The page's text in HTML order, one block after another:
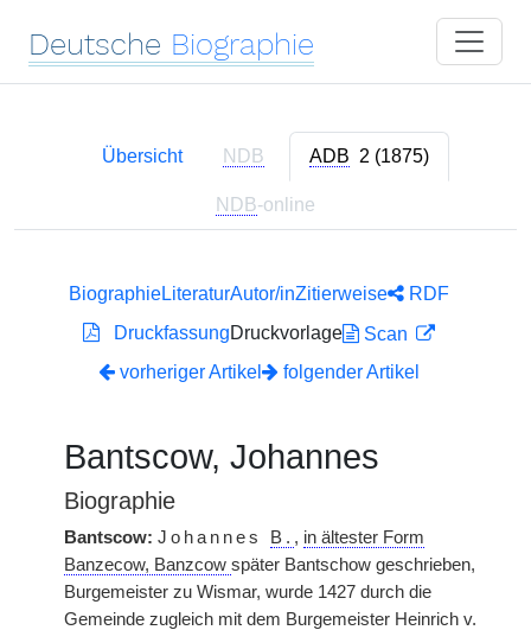
Deutsche Biographie
Übersicht NDB ADB 2 (1875)
NDB-online
BiographieLiteraturAutor/inZitierweise
RDF
DruckfassungDruckvorlage
Scan
vorheriger Artikel
folgender Artikel
Bantscow, Johannes
Biographie
Bantscow: Johannes B. , in ältester Form
Banzecow, Banzcow später Bantschow geschrieben,
Burgemeister zu Wismar, wurde 1427 durch die
Gemeinde zugleich mit dem Burgemeister Heinrich v.